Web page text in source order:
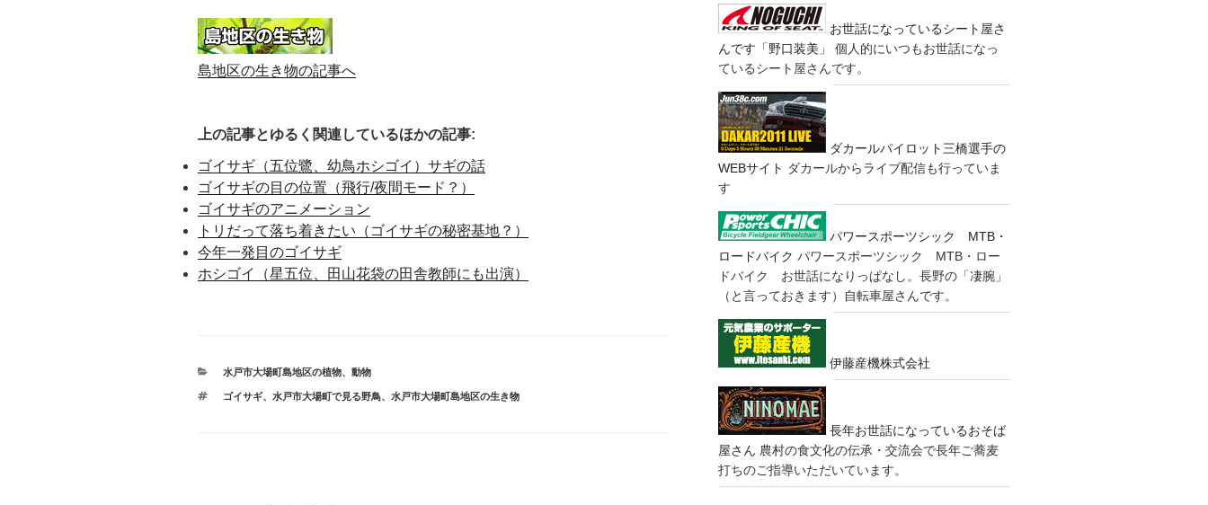
島地区の生き物の記事へ
上の記事とゆるく関連しているほかの記事:
ゴイサギ（五位鷺、幼鳥ホシゴイ）サギの話
ゴイサギの目の位置（飛行/夜間モード？）
ゴイサギのアニメーション
トリだって落ち着きたい（ゴイサギの秘密基地？）
今年一発目のゴイサギ
ホシゴイ（星五位、田山花袋の田舎教師にも出演）
カ
ゴ
水戸市大場町島地区の植物、動物
タ
ゴイサギ、 水戸市大場町で見る野鳥、 水戸市大場町島地区の生き物
お世話になっているシート屋さ
んです「野口装美」
個人的にいつもお世話になっ
ているシート屋さんです。
ダカールパイロット三橋選手の
WEBサイト ダカールからライブ配信も行っていま
す
パワースポーツシック MTB・
ロードバイク パワースポーツシック MTB・ロー
ドバイク お世話になりっぱなし。長野の「凄腕」
（と言っておきます）自転車屋さんです。
伊藤産機株式会社
長年お世話になっているおそば
屋さん 農村の食文化の伝承・交流会で長年ご蕎麦
打ちのご指導いただいています。